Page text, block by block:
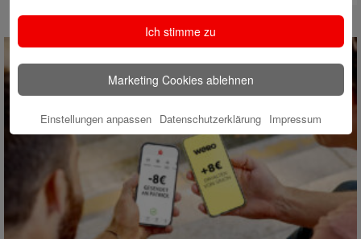
Ich stimme zu
Marketing Cookies ablehnen
Einstellungen anpassen Datenschutzerklärung Impressum